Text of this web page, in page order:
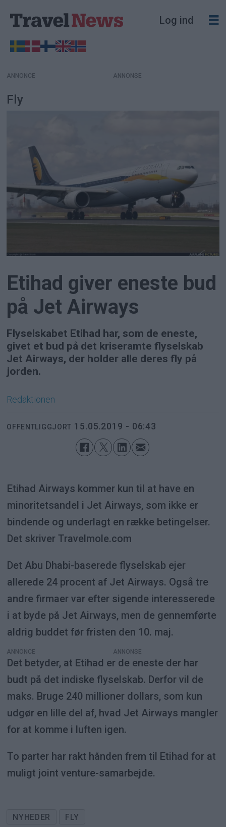
Log ind
ANNONCE
Fly
Etihad giver eneste bud
på Jet Airways
Flyselskabet Etihad har, som de eneste,
givet et bud på det kriseramte flyselskab
Jet Airways, der holder alle deres fly på
jorden.
Redaktionen
OFFENTLIGGJORT 15.05.2019 - 06:43
Etihad Airways kommer kun til at have en
minoritetsandel i Jet Airways, som ikke er
bindende og underlagt en række betingelser.
Det skriver Travelmole.com
Det Abu Dhabi-baserede flyselskab ejer
allerede 24 procent af Jet Airways. Også tre
andre firmaer var efter sigende interesserede
i at byde på Jet Airways, men de gennemførte
aldrig buddet før fristen den 10. maj.
ANNONCE
Det betyder, at Etihad er de eneste der har
budt på det indiske flyselskab. Derfor vil de
maks. Bruge 240 millioner dollars, som kun
udgør en lille del af, hvad Jet Airways mangler
for at komme i luften igen.
To parter har rakt hånden frem til Etihad for at
muligt joint venture-samarbejde.
NYHEDER FLY